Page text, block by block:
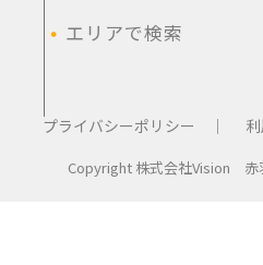
・ エリアで検索
プライバシーポリシー ｜
Copyright 株式会社Vision 赤